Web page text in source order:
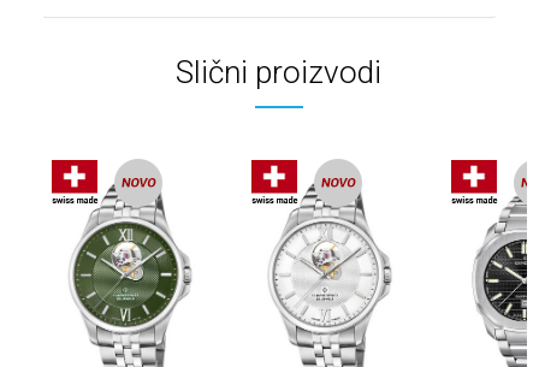
Slični proizvodi